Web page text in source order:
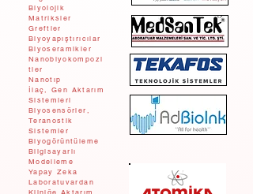
Biyolojik
Matriksler
Greftler
Biyoyapıştırıcılar
Biyoseramikler
Nanobiyokompozi
tler
Nanotıp
İlaç, Gen Aktarım
Sistemleri
Biyosensörler,
Teranostik
Sistemler
Biyogörüntüleme
Bilgisayarlı
Modelleme
Yapay Zeka
Laboratuvardan